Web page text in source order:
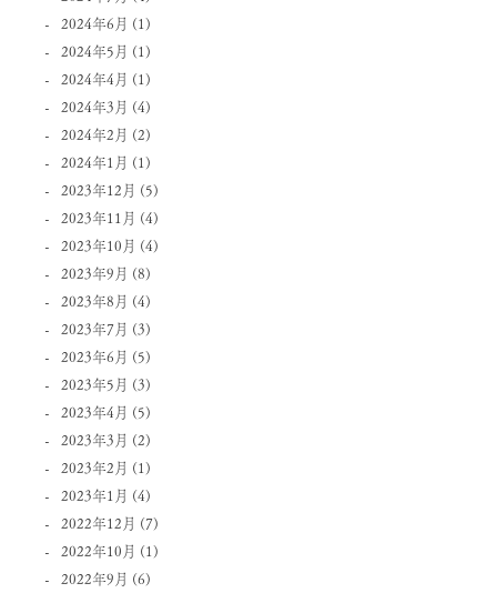
2024年6月 (1)
2024年5月 (1)
2024年4月 (1)
2024年3月 (4)
2024年2月 (2)
2024年1月 (1)
2023年12月 (5)
2023年11月 (4)
2023年10月 (4)
2023年9月 (8)
2023年8月 (4)
2023年7月 (3)
2023年6月 (5)
2023年5月 (3)
2023年4月 (5)
2023年3月 (2)
2023年2月 (1)
2023年1月 (4)
2022年12月 (7)
2022年10月 (1)
2022年9月 (6)